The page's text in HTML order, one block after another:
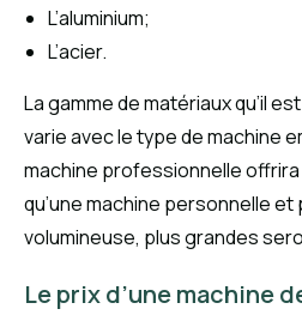
L’aluminium;
L’acier.
La gamme de matériaux qu’il
varie avec le type de machine
machine professionnelle
qu’une machine personnelle
volumineuse, plus grandes
Le prix d’une machine